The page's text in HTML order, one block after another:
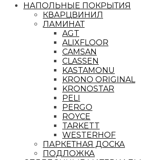
НАПОЛЬНЫЕ ПОКРЫТИЯ
КВАРЦВИНИЛ
ЛАМИНАТ
AGT
ALIXFLOOR
CAMSAN
CLASSEN
KASTAMONU
KRONO ORIGINAL
KRONOSTAR
PELI
PERGO
ROYCE
TARKETT
WESTERHOF
ПАРКЕТНАЯ ДОСКА
ПОДЛОЖКА